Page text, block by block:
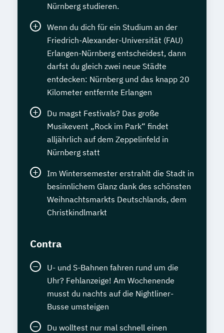
Nürnberg studieren.
Wenn du dich für ein Studium an der
Friedrich-Alexander-Universität (FAU)
Erlangen-Nürnberg entscheidest, dann
darfst du gleich zwei neue Städte
entdecken: Nürnberg und das knapp 20
Kilometer entfernte Erlangen
Du magst Festivals? Das große
Musikevent „Rock im Park“ findet
alljährlich auf dem Zeppelinfeld in
Nürnberg statt
Im Wintersemester erstrahlt die Stadt in
besinnlichem Glanz dank des schönsten
Weihnachtsmarkts Deutschlands, dem
Christkindlmarkt
Contra
U- und S-Bahnen fahren rund um die
Uhr? Fehlanzeige! Am Wochenende
musst du nachts auf die Nightliner-
Busse umsteigen
Du wolltest nur mal schnell einen